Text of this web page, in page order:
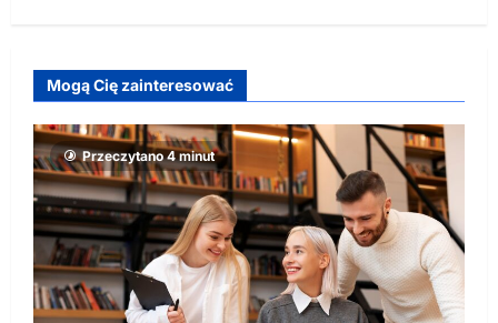
Mogą Cię zainteresować
Przeczytano 4 minut